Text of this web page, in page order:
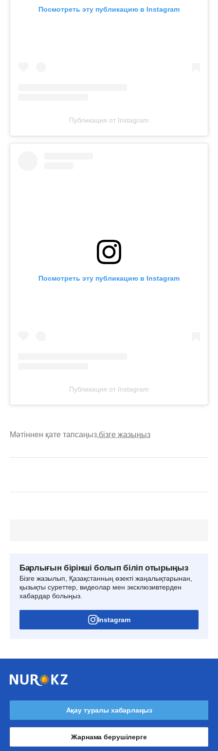
Посмотреть эту публикацию в Instagram
Публикация от Instagram
Посмотреть эту публикацию в Instagram
Публикация от Instagram
Мәтіннен қате тапсаңыз,бізге жазыңыз
Барлығын бірінші болып біліп отырыңыз
Бізге жазылып, Қазақстанның өзекті жаңалықтарынан,
қызықты суреттер, видеолар мен эксклюзивтерден
хабардар болыңыз.
Instagram
Ақау туралы хабарлаңыз
Жарнама берушілерге